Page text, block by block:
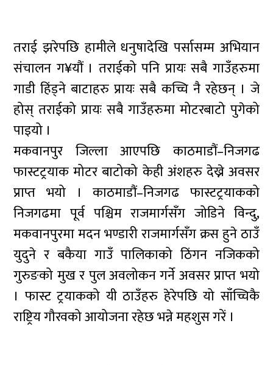
तराई झरेपछि हामीले धनुषादेखि पर्सासम्म अभियान
संचालन ग¥यौं । तराईको पनि प्रायः सबै गाउँहरुमा
गाडी हिंड्ने बाटाहरु प्रायः सबै कच्चि नै रहेछन् । जे
होस् तराईको प्रायः सबै गाउँहरुमा मोटरबाटो पुगेको
पाइयो ।
मकवानपुर जिल्ला आएपछि काठमाडौं–निजगढ
फास्टट्रयाक मोटर बाटोको केही अंशहरु देख्ने अवसर
प्राप्त भयो । काठमाडौं–निजगढ फास्टट्रयाकको
निजगढमा पूर्व पश्चिम राजमार्गसँग जोडिने विन्दु,
मकवानपुरमा मदन भण्डारी राजमार्गसँग क्रस हुने ठाउँ
युदुने र बकैया गाउँ पालिकाको ठिंगन नजिकको
गुरुङको मुख र पुल अवलोकन गर्ने अवसर प्राप्त भयो
। फास्ट ट्रयाकको यी ठाउँहरु हेरेपछि यो साँच्चिकै
राष्ट्रिय गौरवको आयोजना रहेछ भन्ने महशुस गरें ।